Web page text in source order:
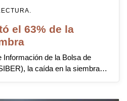
el 63% de la
Información de la Bolsa de
la caída en la siembra…